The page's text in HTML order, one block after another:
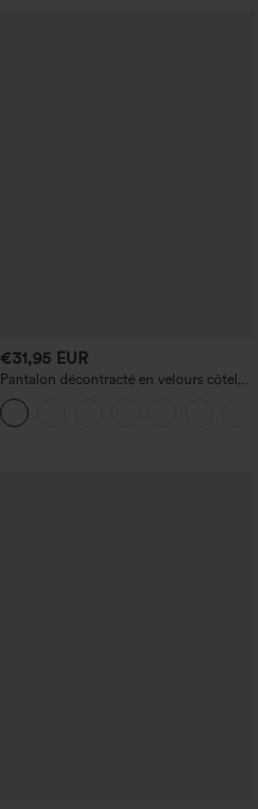
€31,95 EUR
Pantalon décontracté en velours côtelé,
taille mi-haute, poche zippée